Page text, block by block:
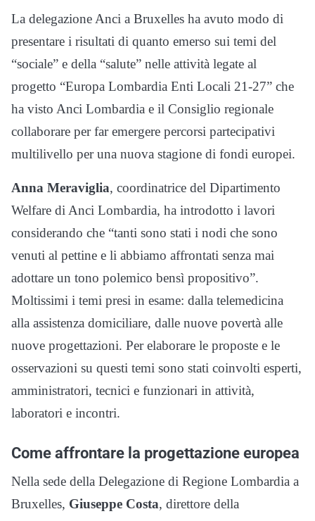
La delegazione Anci a Bruxelles ha avuto modo di
presentare i risultati di quanto emerso sui temi del
“sociale” e della “salute” nelle attività legate al
progetto “Europa Lombardia Enti Locali 21-27” che
ha visto Anci Lombardia e il Consiglio regionale
collaborare per far emergere percorsi partecipativi
multilivello per una nuova stagione di fondi europei.
Anna Meraviglia, coordinatrice del Dipartimento
Welfare di Anci Lombardia, ha introdotto i lavori
considerando che “tanti sono stati i nodi che sono
venuti al pettine e li abbiamo affrontati senza mai
adottare un tono polemico bensì propositivo”.
Moltissimi i temi presi in esame: dalla telemedicina
alla assistenza domiciliare, dalle nuove povertà alle
nuove progettazioni. Per elaborare le proposte e le
osservazioni su questi temi sono stati coinvolti esperti,
amministratori, tecnici e funzionari in attività,
laboratori e incontri.
Come affrontare la progettazione europea
Nella sede della Delegazione di Regione Lombardia a
Bruxelles, Giuseppe Costa, direttore della